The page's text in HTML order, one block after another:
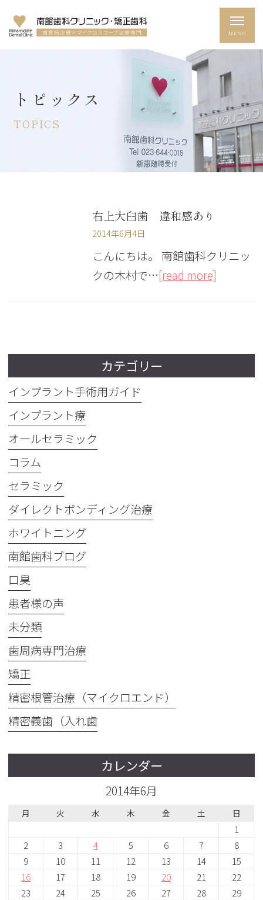
トピックス
TOPICS
右上大臼歯 違和感あり
2014年6月4日
こんにちは。 南館歯科クリニッ
クの木村で…[read more]
カテゴリー
インプラント手術用ガイド
インプラント療
オールセラミック
コラム
セラミック
ダイレクトボンディング治療
ホワイトニング
南館歯科ブログ
口臭
患者様の声
未分類
歯周病専門治療
矯正
精密根管治療（マイクロエンド）
精密義歯（入れ歯
カレンダー
2014年6月
月 火 水 木 金 土 日
1
2
3 4 5 6 7
8
9
10 11 12 13 14
15
16
17 18 19 20 21
22
23
24 25 26 27 28
29